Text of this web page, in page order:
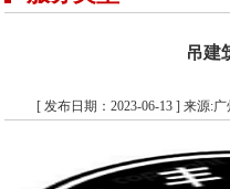
吊建
[ 发布日期：2023-06-13 ] 来源:广